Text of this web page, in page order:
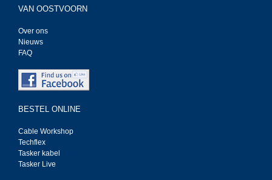
VAN OOSTVOORN
Over ons
Nieuws
FAQ
BESTEL ONLINE
Cable Workshop
Techflex
Tasker kabel
Tasker Live